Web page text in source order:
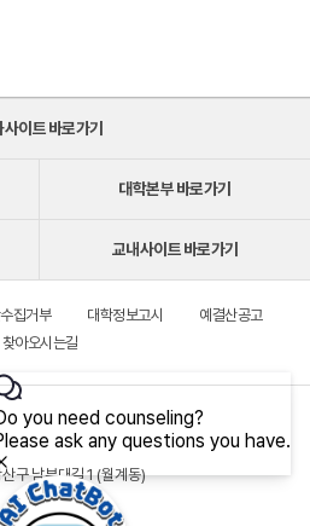
이트 바로가기
대학본부 바로가기
교내사이트 바로가기
집거부 대학정보고시
예결산공고
찾아오시는길
구 남부대길 1 (월계동)